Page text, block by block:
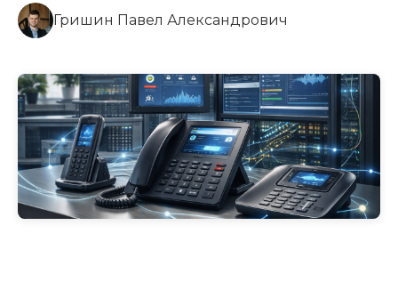
Гришин Павел Александрович